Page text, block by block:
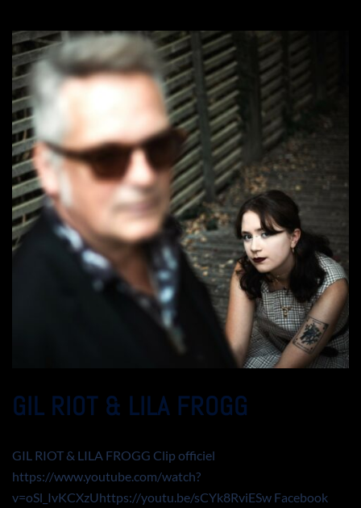
GIL RIOT & LILA FROGG
GIL RIOT & LILA FROGG Clip officiel
https://www.youtube.com/watch?
v=oSl_IvKCXzUhttps://youtu.be/sCYk8RviESw Facebook